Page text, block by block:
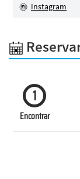
Instagram